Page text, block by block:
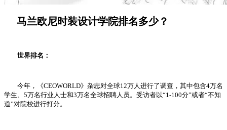
马兰欧尼时装设计学院排名多少？
世界排名：
今年，《CEOWORLD》杂志对全球12万人进行了调查，其中包含4万名
学生、5万名行业人士和3万名全球招聘人员。受访者以“1-100分”或者“不知
道”对院校进行打分。